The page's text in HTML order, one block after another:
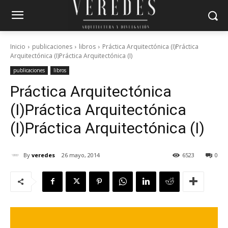
Inicio publicaciones libros
Práctica Arquitectónica (I)Práctica
Arquitectónica (I)Práctica Arquitectónica (I)
publicaciones libros
Práctica Arquitectónica
(I)Práctica Arquitectónica
(I)Práctica Arquitectónica (I)
By veredes 26 mayo, 2014 0
6523